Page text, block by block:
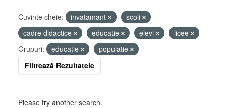
Cuvinte cheie: invatamant
scoli
cadre didactice
educatie elevi
licee
Grupuri:
educatie
populatie
Filtrează Rezultatele
Please try another search.